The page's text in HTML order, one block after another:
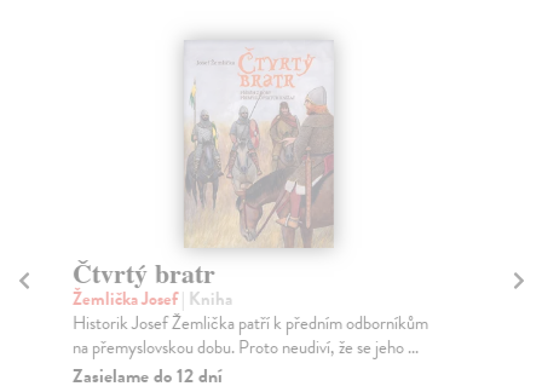
Čtvrtý bratr
Žemlička Josef| Kniha
Historik Josef Žemlička patří k předním odborníkům
na přemyslovskou dobu. Proto neudiví, že se jeho ...
Zasielame do 12 dní